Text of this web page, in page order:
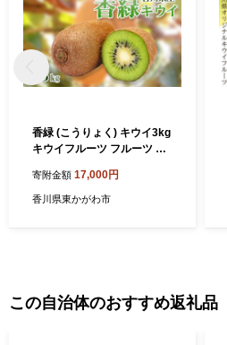
香緑 (こうりょく) キウイ3kg
キウイフルーツ フルーツ 果
のフルーツ 香川 香川県 東か
がわ市
寄附金額 17,000円
香川県東かがわ市
この自治体のおすすめ返礼品